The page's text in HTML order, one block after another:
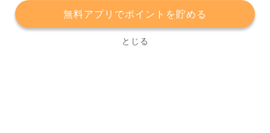
無料アプリでポイントを貯める
とじる
プライバシーポリシー 利用規約
運営会社
サービスに関してのお問い合わせ